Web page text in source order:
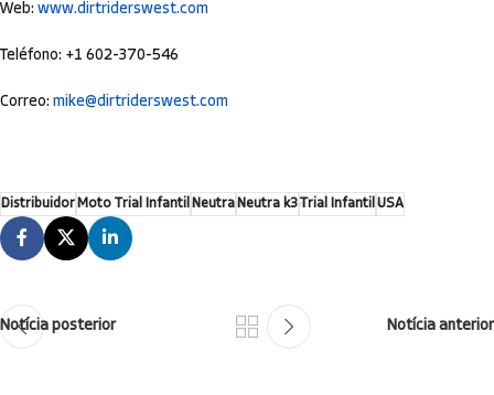
Web: www.dirtriderswest.com
Teléfono: +1 602-370-546
Correo: mike@dirtriderswest.com
Distribuidor Moto Trial Infantil Neutra Neutra k3Trial Infantil USA
Notícia posterior Notícia anterior